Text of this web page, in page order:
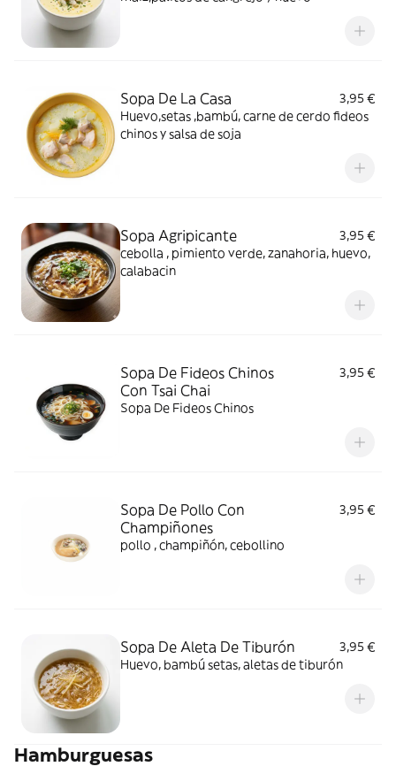
Sopa De La Casa
3,95 €
Huevo,setas ,bambú, carne de cerdo fideos
chinos y salsa de soja
Sopa Agripicante
3,95 €
cebolla , pimiento verde, zanahoria, huevo,
calabacin
Sopa De Fideos Chinos
Con Tsai Chai
3,95 €
Sopa De Fideos Chinos
Sopa De Pollo Con
Champiñones
3,95 €
pollo , champiñón, cebollino
Sopa De Aleta De Tiburón
3,95 €
Huevo, bambú setas, aletas de tiburón
Hamburguesas